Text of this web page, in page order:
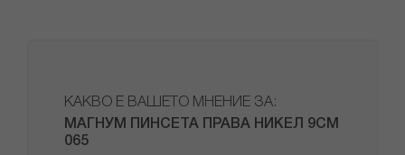
КАКВО Е ВАШЕТО МНЕНИЕ ЗА:
МАГНУМ ПИНСЕТА ПРАВА НИКЕЛ 9СМ
065